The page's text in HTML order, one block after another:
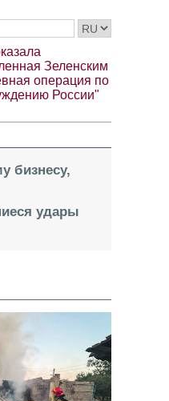
Зеленским
операция по
России"
бизнесу,
удары